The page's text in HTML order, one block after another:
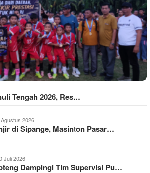
Tengah 2026, Res…
2026
di Sipange, Masinton Pasar…
Juli 2026
Dampingi Tim Supervisi Pu…